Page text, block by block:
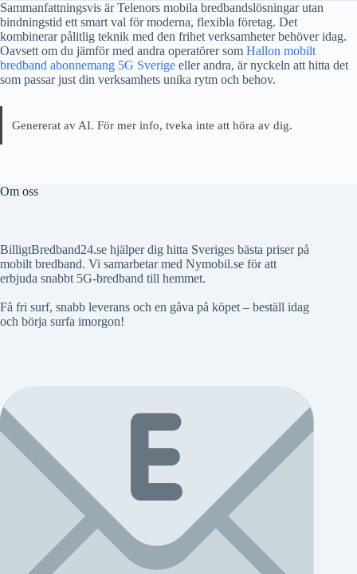
Sammanfattningsvis är Telenors mobila bredbandslösningar utan
bindningstid ett smart val för moderna, flexibla företag. Det
kombinerar pålitlig teknik med den frihet verksamheter behöver idag.
Oavsett om du jämför med andra operatörer som Hallon mobilt
bredband abonnemang 5G Sverige eller andra, är nyckeln att hitta det
som passar just din verksamhets unika rytm och behov.
Genererat av AI. För mer info, tveka inte att höra av dig.
Om oss
BilligtBredband24.se hjälper dig hitta Sveriges bästa priser på
mobilt bredband. Vi samarbetar med Nymobil.se för att
erbjuda snabbt 5G-bredband till hemmet.
Få fri surf, snabb leverans och en gåva på köpet – beställ idag
och börja surfa imorgon!